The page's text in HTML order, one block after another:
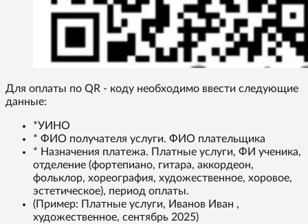
Для оплаты по QR - коду необходимо ввести следующие
данные:
*УИНО
* ФИО получателя услуги. ФИО плательщика
* Назначения платежа. Платные услуги, ФИ ученика,
отделение (фортепиано, гитара, аккордеон,
фольклор, хореография, художественное, хоровое,
эстетическое), период оплаты.
(Пример: Платные услуги, Иванов Иван ,
художественное, сентябрь 2025)